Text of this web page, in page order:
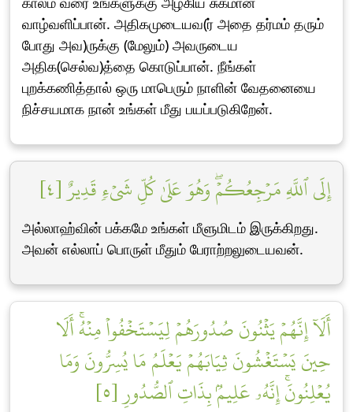
வாழ்வளிப்பான். அதிகமுடையவ(ர் அதை தர்மம் தரும்
போது அவ)ருக்கு (மேலும்) அவருடைய
அதிக(செல்வ)த்தை கொடுப்பான். நீங்கள்
புறக்கணித்தால் ஒரு மாபெரும் நாளின் வேதனையை
நிச்சயமாக நான் உங்கள் மீது பயப்படுகிறேன்.
إِلَى ٱللَّهِ مَرۡجِعُكُمۡۖ وَهُوَ عَلَىٰ كُلِّ شَيۡءٖ قَدِيرٌ [٤]
அல்லாஹ்வின் பக்கமே உங்கள் மீளுமிடம் இருக்கிறது.
அவன் எல்லாப் பொருள் மீதும் பேராற்றலுடையவன்.
أَلَآ إِنَّهُمۡ يَثۡنُونَ صُدُورَهُمۡ لِيَسۡتَخۡفُواْ مِنۡهُۚ أَلَا
حِينَ يَسۡتَغۡشُونَ ثِيَابَهُمۡ يَعۡلَمُ مَا يُسِرُّونَ وَمَا
يُعۡلِنُونَۚ إِنَّهُۥ عَلِيمُۢ بِذَاتِ ٱلصُّدُورِ [٥]